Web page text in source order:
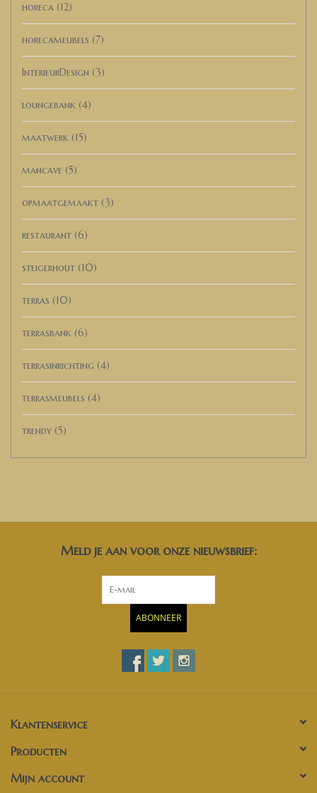
horeca (12)
horecameubels (7)
InterieurDesign (3)
loungebank (4)
maatwerk (15)
mancave (5)
opmaatgemaakt (3)
restaurant (6)
steigerhout (10)
terras (10)
terrasbank (6)
terrasinrichting (4)
terrasmeubels (4)
trendy (5)
Meld je aan voor onze nieuwsbrief:
ABONNEER
Klantenservice
Producten
Mijn account